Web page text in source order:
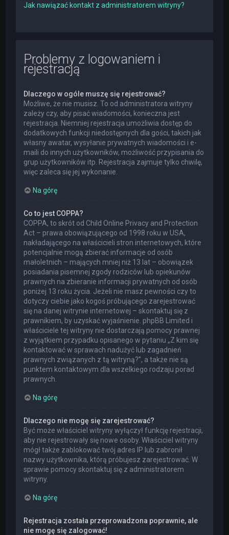
Jak nawiązać kontakt z administratorem witryny?
Problemy z logowaniem i
rejestracją
Dlaczego w ogóle muszę się rejestrować?
Możliwe, że nie musisz. To od administratora witryny
zależy czy, aby pisać wiadomości, konieczna jest
rejestracja. Niemniej rejestracja umożliwia dostęp do
dodatkowych funkcji niedostępnych dla gości, takich jak
własny awatar, wysyłanie prywatnych wiadomości i e-
maili do innych użytkowników, możliwość przypisania do
grup użytkowników itp. Rejestracja zajmuje tylko chwilę,
więc zaleca się jej wykonanie.
Na górę
Co to jest COPPA?
COPPA, to skrót od Child Online Privacy and Protection
Act – prawa obowiązującego od 1998 roku w USA,
nakładającego na właścicieli stron internetowych, które
potencjalnie mogą zbierać informacje od osób
małoletnich – mających mniej niż 13 lat – obowiązek
posiadania pisemnej zgody rodziców lub opiekunów
prawnych na zbieranie informacji prywatnych od osób
poniżej 13 roku życia. Jeżeli nie masz pewności czy to
dotyczy ciebie jako kogoś próbującego zarejestrować
się na danej witrynie internetowej – skontaktuj się z
prawnikiem, by uzyskać wyjaśnienie. phpBB Limited i
właściciele tej witryny nie dostarczają pomocy prawnej
z wyjątkiem przypadku opisanego w pytaniu „Z kim się
kontaktować w sprawach nadużyć lub zagadnień
prawnych związanych z tą witryną?”, a także nie są
punktem kontaktowym dla wszelkiego rodzaju porad
prawnych.
Na górę
Dlaczego nie mogę się zarejestrować?
Być może właściciel witryny wyłączył funkcję rejestracji,
aby nie rejestrowały się nowe osoby. Właściciel witryny
mógł także zablokować twój adres IP lub zabronił
nazwy użytkownika, którą próbujesz zarejestrować. W
sprawie pomocy skontaktuj się z administratorem
witryny.
Na górę
Rejestracja została przeprowadzona poprawnie, ale
nie mogę się zalogować!